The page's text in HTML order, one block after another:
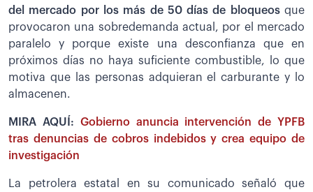
del mercado por los más de 50 días de bloqueos que
provocaron una sobredemanda actual, por el mercado
paralelo y porque existe una desconfianza que en
próximos días no haya suficiente combustible, lo que
motiva que las personas adquieran el carburante y lo
almacenen.
MIRA AQUÍ: Gobierno anuncia intervención de YPFB
tras denuncias de cobros indebidos y crea equipo de
investigación
La petrolera estatal en su comunicado señaló que